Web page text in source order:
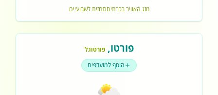
מזג האוויר בכרתיםתחזית לשבועיים
פורטו,פורטוגל
הוסף למועדפים